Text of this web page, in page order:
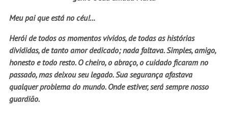
Meu pai que está no céu!…
Herói de todos os momentos vividos, de todas as histórias
divididas, de tanto amor dedicado; nada faltava. Simples, amigo,
honesto e todo resto. O cheiro, o abraço, o cuidado ficaram no
passado, mas deixou seu legado. Sua segurança afastava
qualquer problema do mundo. Onde estiver, será sempre nosso
guardião.